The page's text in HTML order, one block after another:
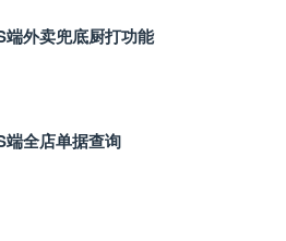
端外卖兜底厨打功能
端全店单据查询